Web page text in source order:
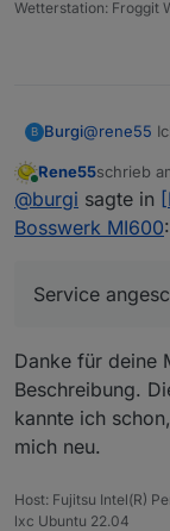
Ich
kann
Wetterstation: Froggit
B Burgi@rene55
Online
Rene55schrieb
zuletzt
@burgi sagte in
Bosswerk MI600:
Service
Danke für deine
Beschreibung.
kannte ich
mich neu.
Host: Fujitsu Intel(R)
lxc Ubuntu 22.04